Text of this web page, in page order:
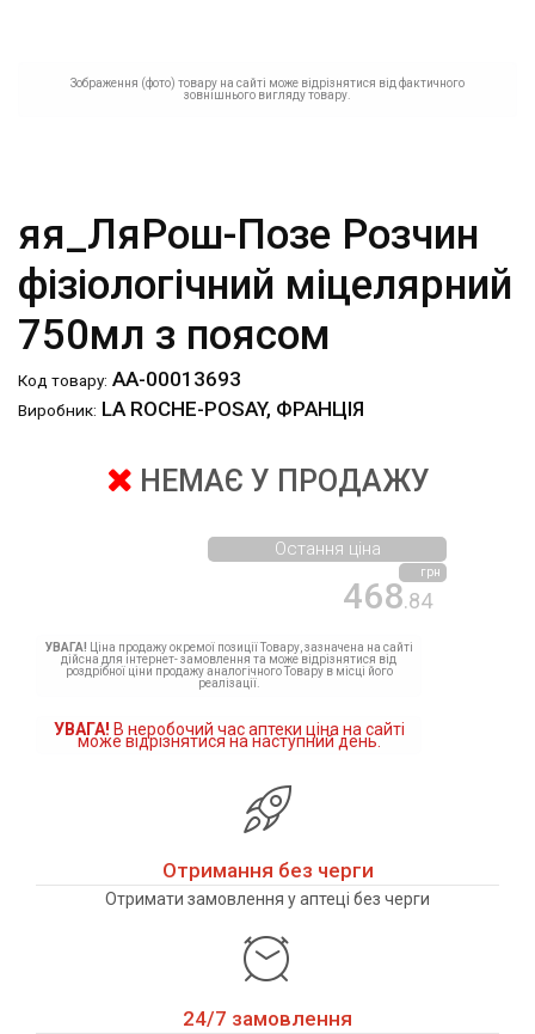
Зображення (фото) товару на сайті може відрізнятися від фактичного
зовнішнього вигляду товару.
яя_ЛяРош-Позе Розчин
фізіологічний міцелярний
750мл з поясом
Код товару: АА-00013693
Виробник: LA ROCHE-POSAY, ФРАНЦІЯ
НЕМАЄ У ПРОДАЖУ
468.84
грн
Остання ціна
УВАГА! Ціна продажу окремої позиції Товару, зазначена на сайті
дійсна для інтернет- замовлення та може відрізнятися від
роздрібної ціни продажу аналогічного Товару в місці його
реалізації.
УВАГА! В неробочий час аптеки ціна на сайті
може відрізнятися на наступний день.
Отримання без черги
Отримати замовлення у аптеці без черги
24/7 замовлення